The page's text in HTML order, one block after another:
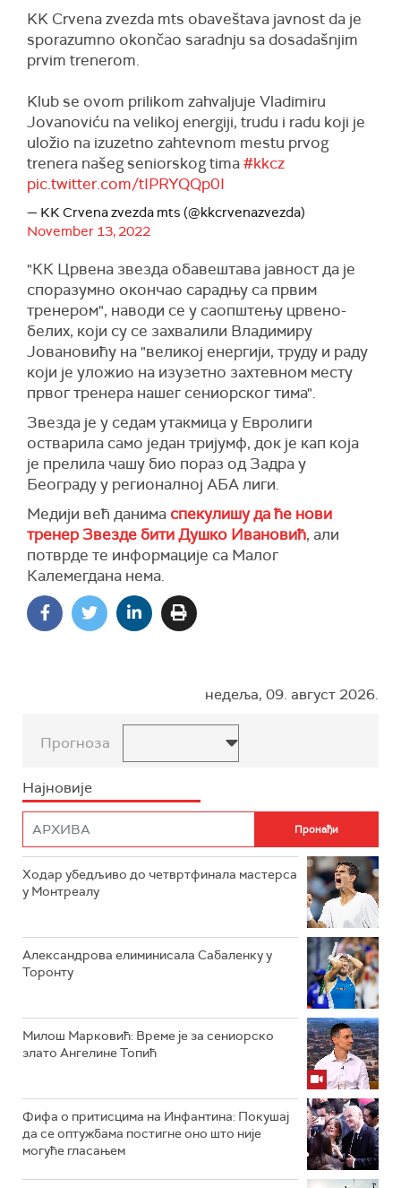
KK Crvena zvezda mts obaveštava javnost da je
sporazumno okončao saradnju sa dosadašnjim
prvim trenerom.
Klub se ovom prilikom zahvaljuje Vladimiru
Jovanoviću na velikoj energiji, trudu i radu koji je
uložio na izuzetno zahtevnom mestu prvog
trenera našeg seniorskog tima#kkcz
pic.twitter.com/tIPRYQQp0I
— KK Crvena zvezda mts (@kkcrvenazvezda)
November 13, 2022
"КК Црвена звезда обавештава јавност да је
споразумно окончао сарадњу са првим
тренером", наводи се у саопштењу црвено-
белих, који су се захвалили Владимиру
Јовановићу на "великој енергији, труду и раду
који је уложио на изузетно захтевном месту
првог тренера нашег сениорског тима".
Звезда је у седам утакмица у Евролиги
остварила само један тријумф, док је кап која
је прелила чашу био пораз од Задра у
Београду у регионалној АБА лиги.
Медији већ данима спекулишу да ће нови
тренер Звезде бити Душко Ивановић, али
потврде те информације са Малог
Калемегдана нема.
недеља, 09. август 2026.
Прогноза
Најновије
Ходар убедљиво до четвртфинала мастерса
у Монтреалу
Александрова елиминисала Сабаленку у
Торонту
Милош Марковић: Време је за сениорско
злато Ангелине Топић
Фифа о притисцима на Инфантина: Покушај
да се оптужбама постигне оно што није
могуће гласањем